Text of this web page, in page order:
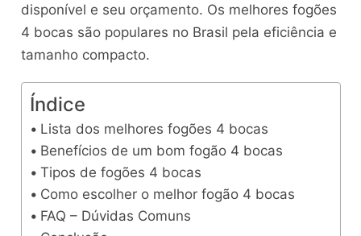
disponível e seu orçamento. Os melhores fogões
4 bocas são populares no Brasil pela eficiência e
tamanho compacto.
Índice
Lista dos melhores fogões 4 bocas
Benefícios de um bom fogão 4 bocas
Tipos de fogões 4 bocas
Como escolher o melhor fogão 4 bocas
FAQ – Dúvidas Comuns